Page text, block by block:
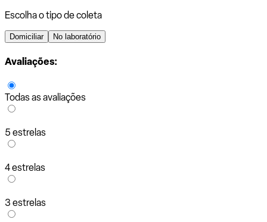
Escolha o tipo de coleta
Domiciliar No laboratório
Avaliações:
Todas as avaliações
5 estrelas
4 estrelas
3 estrelas